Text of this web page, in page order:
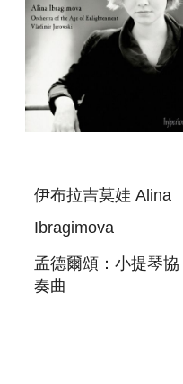
伊布拉吉莫娃 Alina
Ibragimova
孟德爾頌：小提琴協
奏曲